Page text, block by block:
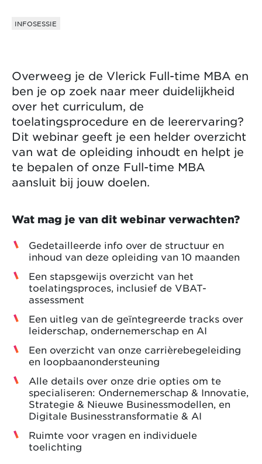
INFOSESSIE
Overweeg je de Vlerick Full-time MBA en
ben je op zoek naar meer duidelijkheid
over het curriculum, de
toelatingsprocedure en de leerervaring?
Dit webinar geeft je een helder overzicht
van wat de opleiding inhoudt en helpt je
te bepalen of onze Full-time MBA
aansluit bij jouw doelen.
Wat mag je van dit webinar verwachten?
Gedetailleerde info over de structuur en
inhoud van deze opleiding van 10 maanden
Een stapsgewijs overzicht van het
toelatingsproces, inclusief de VBAT-
assessment
Een uitleg van de geïntegreerde tracks over
leiderschap, ondernemerschap en AI
Een overzicht van onze carrièrebegeleiding
en loopbaanondersteuning
Alle details over onze drie opties om te
specialiseren: Ondernemerschap & Innovatie,
Strategie & Nieuwe Businessmodellen, en
Digitale Businesstransformatie & AI
Ruimte voor vragen en individuele
toelichting